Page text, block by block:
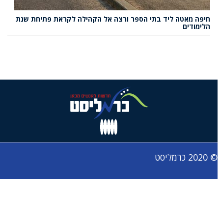
חיפה מאטה ליד בתי הספר ורצה אל הקהילה לקראת פתיחת שנת
הלימודים
© 2020 כרמליסט